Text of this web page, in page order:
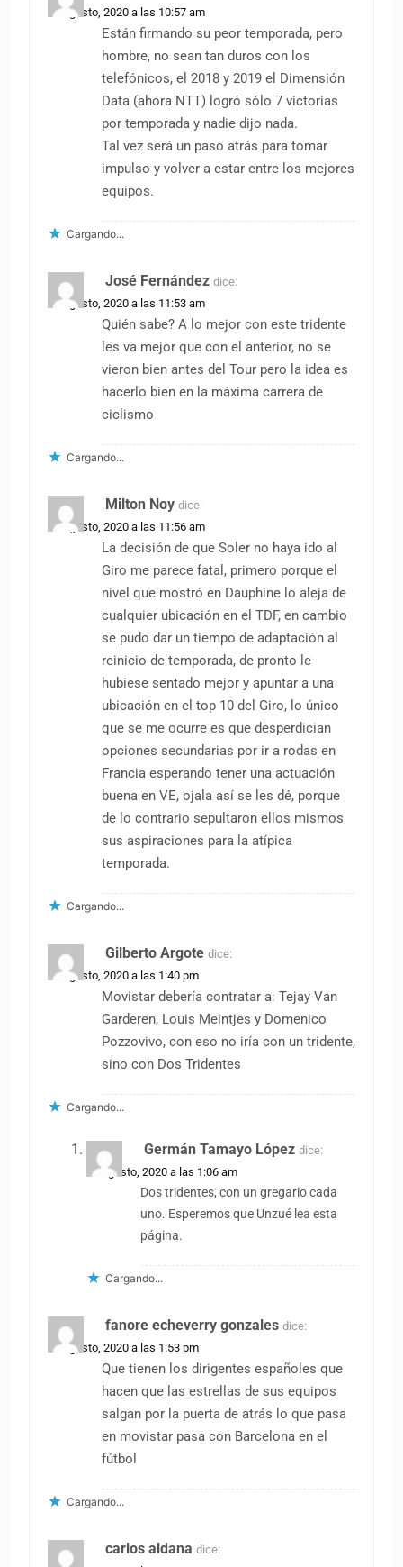
26 agosto, 2020 a las 10:57 am
Están firmando su peor temporada, pero
hombre, no sean tan duros con los
telefónicos, el 2018 y 2019 el Dimensión
Data (ahora NTT) logró sólo 7 victorias
por temporada y nadie dijo nada.
Tal vez será un paso atrás para tomar
impulso y volver a estar entre los mejores
equipos.
Cargando...
José Fernández dice:
26 agosto, 2020 a las 11:53 am
Quién sabe? A lo mejor con este tridente
les va mejor que con el anterior, no se
vieron bien antes del Tour pero la idea es
hacerlo bien en la máxima carrera de
ciclismo
Cargando...
Milton Noy dice:
26 agosto, 2020 a las 11:56 am
La decisión de que Soler no haya ido al
Giro me parece fatal, primero porque el
nivel que mostró en Dauphine lo aleja de
cualquier ubicación en el TDF, en cambio
se pudo dar un tiempo de adaptación al
reinicio de temporada, de pronto le
hubiese sentado mejor y apuntar a una
ubicación en el top 10 del Giro, lo único
que se me ocurre es que desperdician
opciones secundarias por ir a rodas en
Francia esperando tener una actuación
buena en VE, ojala así se les dé, porque
de lo contrario sepultaron ellos mismos
sus aspiraciones para la atípica
temporada.
Cargando...
Gilberto Argote dice:
26 agosto, 2020 a las 1:40 pm
Movistar debería contratar a: Tejay Van
Garderen, Louis Meintjes y Domenico
Pozzovivo, con eso no iría con un tridente,
sino con Dos Tridentes
Cargando...
Germán Tamayo López dice:
27 agosto, 2020 a las 1:06 am
Dos tridentes, con un gregario cada
uno. Esperemos que Unzué lea esta
página.
Cargando...
fanore echeverry gonzales dice:
26 agosto, 2020 a las 1:53 pm
Que tienen los dirigentes españoles que
hacen que las estrellas de sus equipos
salgan por la puerta de atrás lo que pasa
en movistar pasa con Barcelona en el
fútbol
Cargando...
carlos aldana dice: